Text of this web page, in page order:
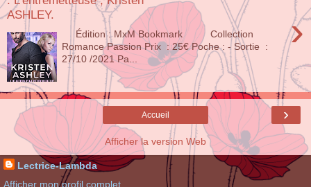
ASHLEY.
›
Édition : MxM Bookmark Collection
Romance Passion Prix : 25€ Poche : - Sortie :
27/10 /2021 Pa...
›
Accueil
Afficher la version Web
Lectrice-Lambda
Afficher mon profil complet